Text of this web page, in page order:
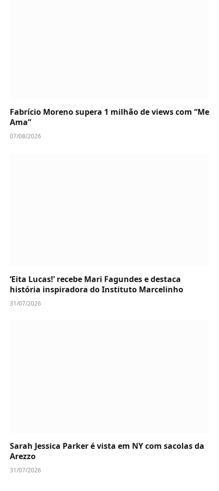
Fabrício Moreno supera 1 milhão de views com “Me
Ama”
07/08/2026
‘Eita Lucas!’ recebe Mari Fagundes e destaca
história inspiradora do Instituto Marcelinho
31/07/2026
Sarah Jessica Parker é vista em NY com sacolas da
Arezzo
31/07/2026